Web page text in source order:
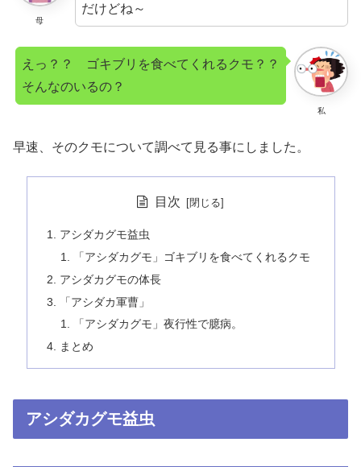
母
だけどね～
私
えっ？？ ゴキブリを食べてくれるクモ？？
そんなのいるの？
早速、そのクモについて調べて見る事にしました。
目次
アシダカグモ益虫
「アシダカグモ」ゴキブリを食べてくれるクモ
アシダカグモの体長
「アシダカ軍曹」
「アシダカグモ」夜行性で臆病。
まとめ
アシダカグモ益虫